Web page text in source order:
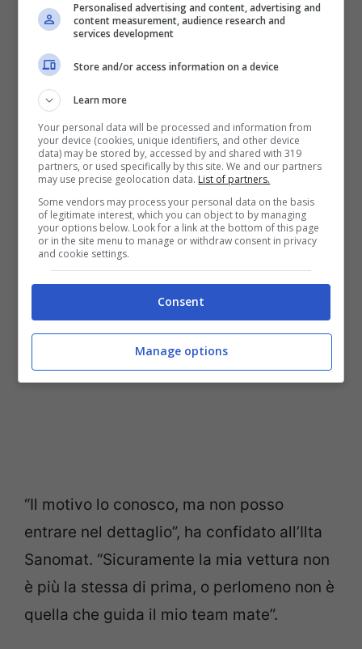
Le accuse di Bottas alla
Mercedes
Chiamato a motivare le scarse
performance di Losail, culminate con il
ritiro per lo scoppio di una gomma, il driver
di Nastola ha identificato nella macchina la
ragione principale.
“Il motivo lo conosco, ma non posso
entrare nel dettaglio”, ha confidato all’Ilta
Sanomat. “Sicuramente la mia vettura non
è più la stessa di prima, o perlomeno non è
quella che guida il mio team mate”.
Personalised advertising and content, advertising and
content measurement, audience research and
services development
Store and/or access information on a device
Learn more
Your personal data will be processed and information from
your device (cookies, unique identifiers, and other device
data) may be stored by, accessed by and shared with 319
partners, or used specifically by this site. We and our partners
may use precise geolocation data. List of partners.
Some vendors may process your personal data on the basis
of legitimate interest, which you can object to by managing
your options below. Look for a link at the bottom of this page
or in the site menu to manage or withdraw consent in privacy
and cookie settings.
Consent
Manage options